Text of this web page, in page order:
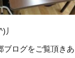
丿
ブログをご覧頂き